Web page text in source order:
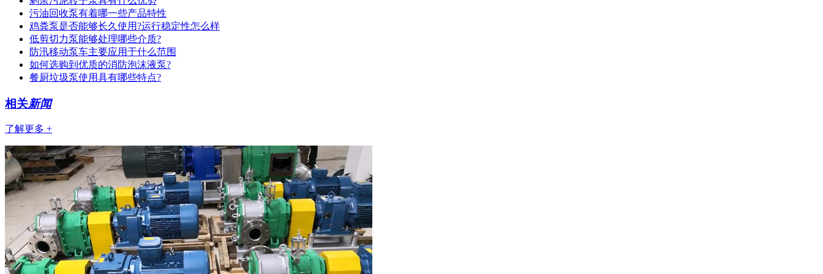
污油回收泵有着哪一些产品特性
鸡粪泵是否能够长久使用?运行稳定性怎么样
低剪切力泵能够处理哪些介质?
防汛移动泵车主要应用于什么范围
如何选购到优质的消防泡沫液泵?
餐厨垃圾泵使用具有哪些特点?
相关新闻
了解更多 +